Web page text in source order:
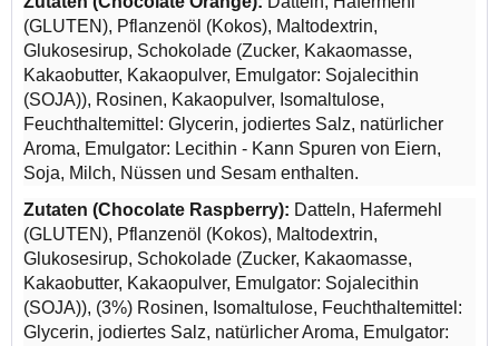
(GLUTEN), Pflanzenöl (Kokos), Maltodextrin,
Glukosesirup, Schokolade (Zucker, Kakaomasse,
Kakaobutter, Kakaopulver, Emulgator: Sojalecithin
(SOJA)), Rosinen, Kakaopulver, Isomaltulose,
Feuchthaltemittel: Glycerin, jodiertes Salz, natürlicher
Aroma, Emulgator: Lecithin - Kann Spuren von Eiern,
Soja, Milch, Nüssen und Sesam enthalten.
Zutaten (Chocolate Raspberry): Datteln, Hafermehl
(GLUTEN), Pflanzenöl (Kokos), Maltodextrin,
Glukosesirup, Schokolade (Zucker, Kakaomasse,
Kakaobutter, Kakaopulver, Emulgator: Sojalecithin
(SOJA)), (3%) Rosinen, Isomaltulose, Feuchthaltemittel:
Glycerin, jodiertes Salz, natürlicher Aroma, Emulgator: